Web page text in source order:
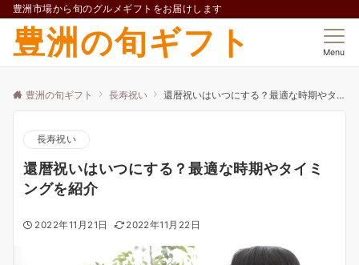
豊洲市場から旬のグルメギフトをお届けします
豊洲の旬ギフト Menu
豊洲の旬ギフト 長寿祝い 還暦祝いはいつにする？最適な時期やタイミングを紹介
長寿祝い
還暦祝いはいつにする？最適な時期やタイミ
ングを紹介
2022年11月21日 2022年11月22日